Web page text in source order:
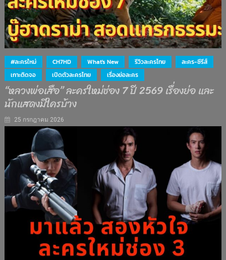
#ละครใหม่ CH7HD What's New รีวิวละครไทย
ละคร-ซีรีส์
เกาะติดจอ
เปิดตัวละครไทย เรื่องย่อละคร
“หลวงพ่อเสือ” ละครใหม่ช่อง 7 ปี 2569 เรื่องย่อ และ
นักแสดงมีใครบ้าง
25 กรกฎาคม 2026